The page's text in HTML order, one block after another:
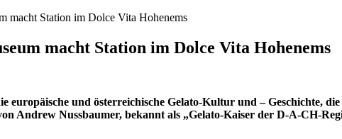
macht Station im Dolce Vita Hohenems
macht Station im Dolce Vita Hohenems
europäische und österreichische Gelato-Kultur und – Geschichte,
Andrew Nussbaumer, bekannt als „Gelato-Kaiser der D-A-CH-